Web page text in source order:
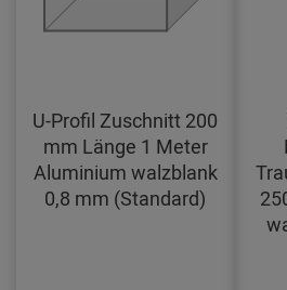
U-Profil Zuschnitt 200
mm Länge 1 Meter
Aluminium walzblank
0,8 mm (Standard)